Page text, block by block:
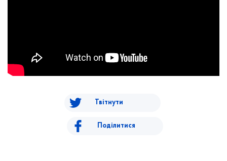
Твітнути
Поділитися